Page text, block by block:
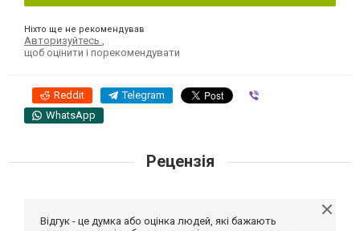
Ніхто ще не рекомендував
Авторизуйтесь
щоб оцінити і порекомендувати
Reddit Telegram
WhatsApp
Рецензія
Відгук - це думка або оцінка людей, які бажають